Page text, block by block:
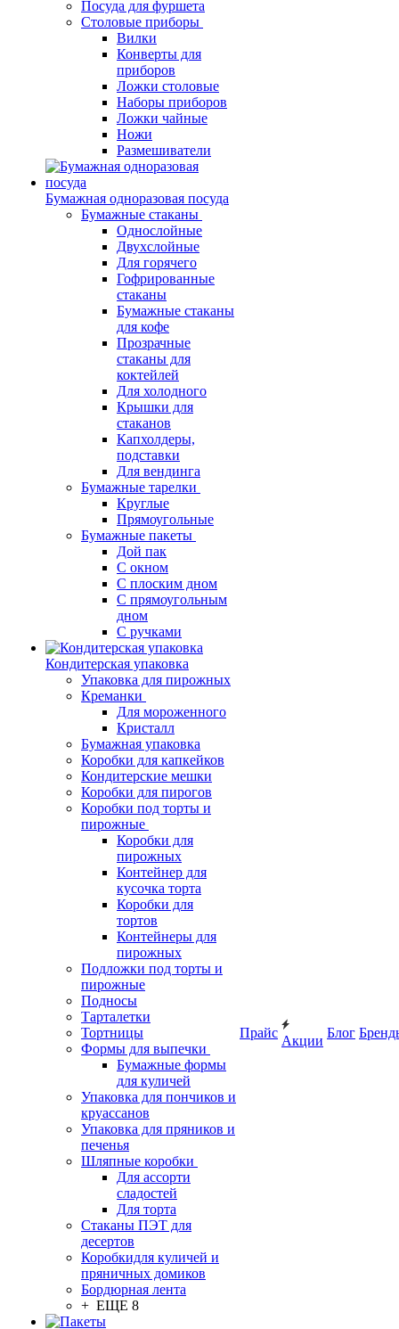
Посуда для фуршета
Столовые приборы
Вилки
Конверты для
приборов
Ложки столовые
Наборы приборов
Ложки чайные
Ножи
Размешиватели
Бумажная одноразовая посуда
Бумажные стаканы
Однослойные
Двухслойные
Для горячего
Гофрированные
стаканы
Бумажные стаканы
для кофе
Прозрачные
стаканы для
коктейлей
Для холодного
Крышки для
стаканов
Капхолдеры,
подставки
Для вендинга
Бумажные тарелки
Круглые
Прямоугольные
Бумажные пакеты
Дой пак
С окном
С плоским дном
С прямоугольным
дном
С ручками
Кондитерская упаковка
Упаковка для пирожных
Креманки
Для мороженного
Кристалл
Бумажная упаковка
Коробки для капкейков
Кондитерские мешки
Коробки для пирогов
Коробки под торты и
пирожные
Коробки для
пирожных
Контейнер для
кусочка торта
Коробки для
тортов
Контейнеры для
пирожных
Подложки под торты и
пирожные
Подносы
Тарталетки
Тортницы
Формы для выпечки
Бумажные формы
для куличей
Упаковка для пончиков и
круассанов
Упаковка для пряников и
печенья
Шляпные коробки
Для ассорти
сладостей
Для торта
Стаканы ПЭТ для
десертов
Коробкидля куличей и
пряничных домиков
Бордюрная лента
+ ЕЩЕ 8
Прайс
Акции
Блог